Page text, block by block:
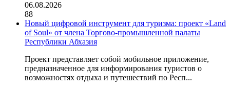
06.08.2026
88
Новый цифровой инструмент для туризма: проект «Land
of Soul» от члена Торгово-промышленной палаты
Республики Абхазия
Проект представляет собой мобильное приложение,
предназначенное для информирования туристов о
возможностях отдыха и путешествий по Респ...